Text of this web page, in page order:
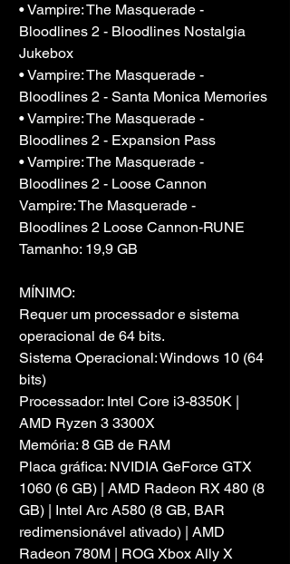
• Vampire: The Masquerade -
Bloodlines 2 - Bloodlines Nostalgia
Jukebox
• Vampire: The Masquerade -
Bloodlines 2 - Santa Monica Memories
• Vampire: The Masquerade -
Bloodlines 2 - Expansion Pass
• Vampire: The Masquerade -
Bloodlines 2 - Loose Cannon
Vampire: The Masquerade -
Bloodlines 2 Loose Cannon-RUNE
Tamanho: 19,9 GB
MÍNIMO:
Requer um processador e sistema
operacional de 64 bits.
Sistema Operacional: Windows 10 (64
bits)
Processador: Intel Core i3-8350K |
AMD Ryzen 3 3300X
Memória: 8 GB de RAM
Placa gráfica: NVIDIA GeForce GTX
1060 (6 GB) | AMD Radeon RX 480 (8
GB) | Intel Arc A580 (8 GB, BAR
redimensionável ativado) | AMD
Radeon 780M | ROG Xbox Ally X